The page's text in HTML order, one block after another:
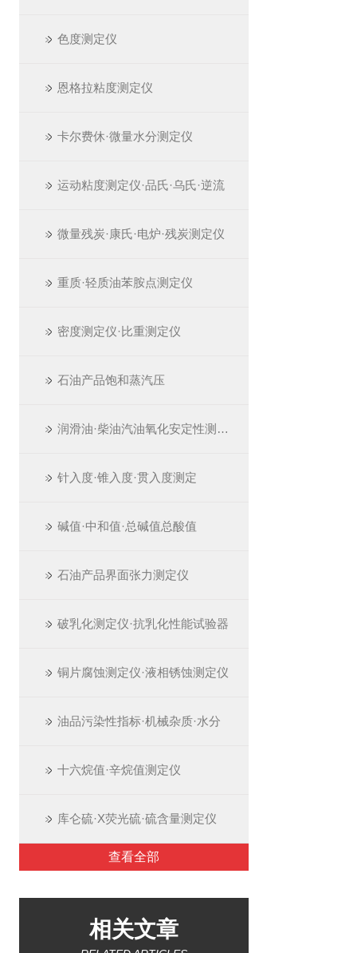
色度测定仪
恩格拉粘度测定仪
卡尔费休·微量水分测定仪
运动粘度测定仪·品氏·乌氏·逆流
微量残炭·康氏·电炉·残炭测定仪
重质·轻质油苯胺点测定仪
密度测定仪·比重测定仪
石油产品饱和蒸汽压
润滑油·柴油汽油氧化安定性测定仪
针入度·锥入度·贯入度测定
碱值·中和值·总碱值总酸值
石油产品界面张力测定仪
破乳化测定仪·抗乳化性能试验器
铜片腐蚀测定仪·液相锈蚀测定仪
油品污染性指标·机械杂质·水分
十六烷值·辛烷值测定仪
库仑硫·X荧光硫·硫含量测定仪
查看全部
相关文章